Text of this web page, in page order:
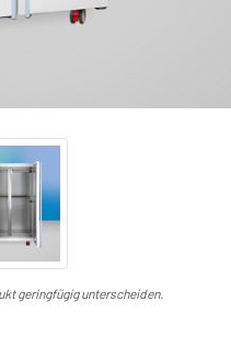
geringfügig unterscheiden.